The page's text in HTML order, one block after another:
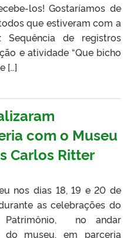
los! Gostaríamos de
que estiveram com a
Sequência de registros
e atividade “Que bicho
[…]
com o Museu
Carlos Ritter
nos dias 18, 19 e 20 de
as celebrações do
no andar
do museu, em parceria